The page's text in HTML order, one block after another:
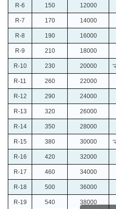
R-6 150 12000
R-7 170 14000
R-8 190 16000
R-9 210 18000
R-10 230 20000
R-11 260 22000
R-12 290 24000
R-13 320 26000
R-14 350 28000
R-15 380 30000
R-16 420 32000
R-17 460 34000
R-18 500 36000
R-19 540 38000